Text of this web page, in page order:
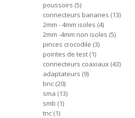
poussoirs 5
connecteurs bananes 13
2mm - 4mm isoles 4
2mm -4mm non isoles 5
pinces crocodile 3
pointes de test 1
connecteurs coaxiaux 43
adaptateurs 9
bnc 20
sma 13
smb 1
tnc 1